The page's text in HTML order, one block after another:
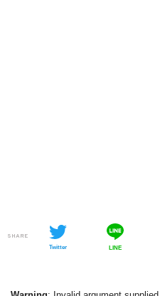
SHARE
Twitter LINE